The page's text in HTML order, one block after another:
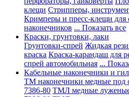
клещи Стрипперы,
Кримперы и пресс-клещи для
наконечников ... Показать все
Краски, грунтовки, лаки
Грунтовки-спрей Жидкая
краска Краска-карандаш для
спрей автомобильная ...
Кабельные наконечники и
ТМ наконечники медные под
7386-80 ТМЛ медные